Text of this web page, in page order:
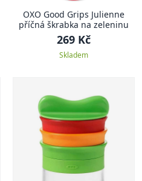
OXO Good Grips Julienne
příčná škrabka na zeleninu
269 Kč
Skladem